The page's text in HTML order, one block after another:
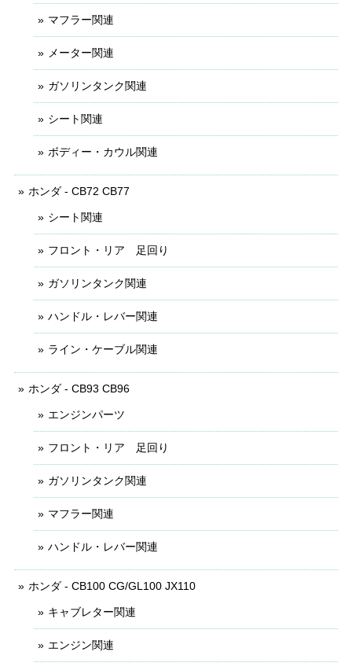
マフラー関連
メーター関連
ガソリンタンク関連
シート関連
ボディー・カウル関連
ホンダ - CB72 CB77
シート関連
フロント・リア 足回り
ガソリンタンク関連
ハンドル・レバー関連
ライン・ケーブル関連
ホンダ - CB93 CB96
エンジンパーツ
フロント・リア 足回り
ガソリンタンク関連
マフラー関連
ハンドル・レバー関連
ホンダ - CB100 CG/GL100 JX110
キャブレター関連
エンジン関連